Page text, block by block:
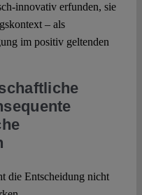
innovativ erfunden, sie
– als
im positiv geltenden
die Entscheidung nicht